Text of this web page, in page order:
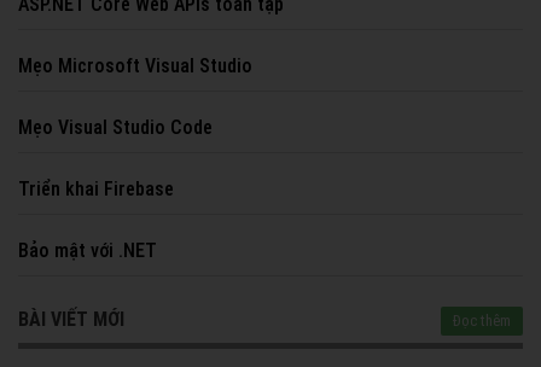
ASP.NET Core Web APIs toàn tập
Mẹo Microsoft Visual Studio
Mẹo Visual Studio Code
Triển khai Firebase
Bảo mật với .NET
BÀI VIẾT MỚI Đọc thêm